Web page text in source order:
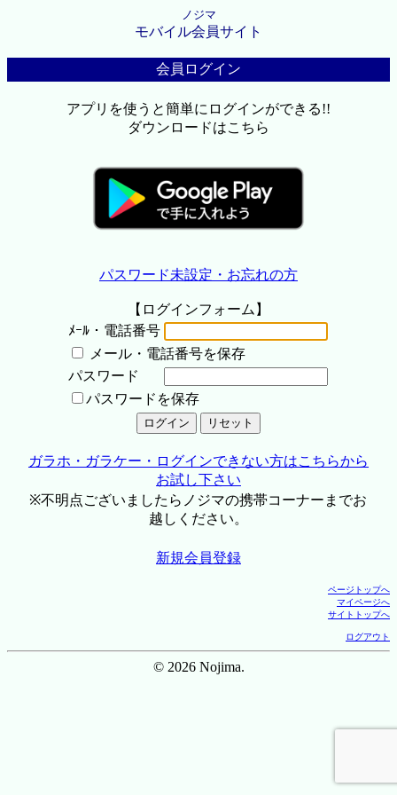
ノジマ
モバイル会員サイト
会員ログイン
アプリを使うと簡単にログインができる!!
ダウンロードはこちら
パスワード未設定・お忘れの方
【ログインフォーム】
ﾒｰﾙ・電話番号
メール・電話番号を保存
パスワード
パスワードを保存
ガラホ・ガラケー・ログインできない方はこちらから
お試し下さい
※不明点ございましたらノジマの携帯コーナーまでお
越しください。
新規会員登録
ページトップへ
マイページへ
サイトトップへ
ログアウト
© 2026 Nojima.